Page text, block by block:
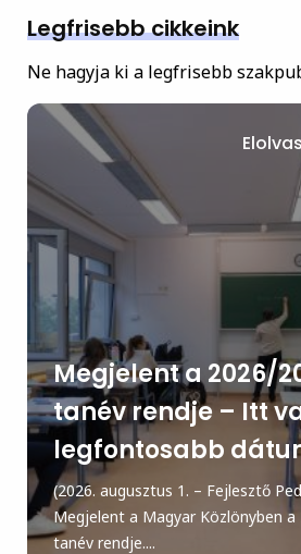
Legfrisebb cikkeink
Ne hagyja ki a legfrisebb
Megjelent a 2026/
tanév rendje – Itt
legfontosabb
(2026. augusztus 1. – Fejlesztő
Megjelent a Magyar Közlönyben a
tanév rendje....